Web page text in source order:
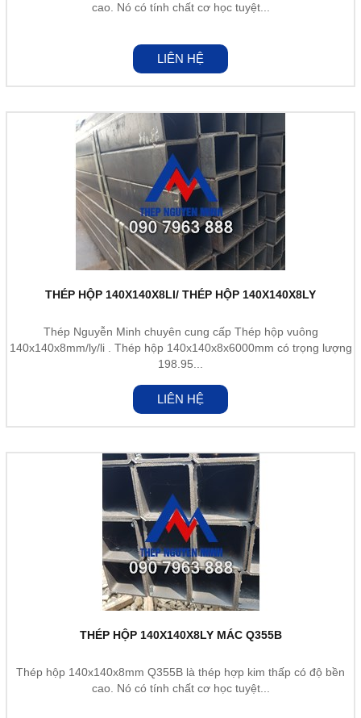
cao. Nó có tính chất cơ học tuyệt...
LIÊN HỆ
THÉP HỘP 140X140X8LI/ THÉP HỘP 140X140X8LY
Thép Nguyễn Minh chuyên cung cấp Thép hộp vuông
140x140x8mm/ly/li . Thép hộp 140x140x8x6000mm có trọng lượng
198.95...
LIÊN HỆ
THÉP HỘP 140X140X8LY MÁC Q355B
Thép hộp 140x140x8mm Q355B là thép hợp kim thấp có độ bền
cao. Nó có tính chất cơ học tuyệt...